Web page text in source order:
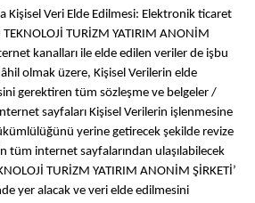
Kişisel Veri Elde Edilmesi: Elektronik ticaret
TEKNOLOJİ TURİZM YATIRIM ANONİM
kanalları ile elde edilen veriler de işbu
olmak üzere, Kişisel Verilerin elde
gerektiren tüm sözleşme ve belgeler /
sayfaları Kişisel Verilerin işlenmesine
yerine getirecek şekilde revize
tüm internet sayfalarından ulaşılabilecek
TURİZM YATIRIM ANONİM ŞİRKETİ’
yer alacak ve veri elde edilmesini